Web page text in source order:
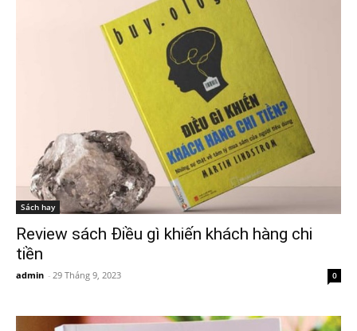
Sách hay
Review sách Điều gì khiến khách hàng chi
tiền
admin - 29 Tháng 9, 2023 0